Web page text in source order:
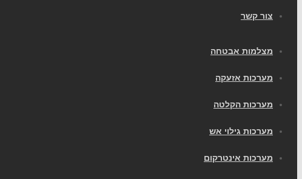
צור קשר
מצלמות אבטחה
מערכות אזעקה
מערכות הקלטה
מערכות גילוי אש
מערכות אינטרקום